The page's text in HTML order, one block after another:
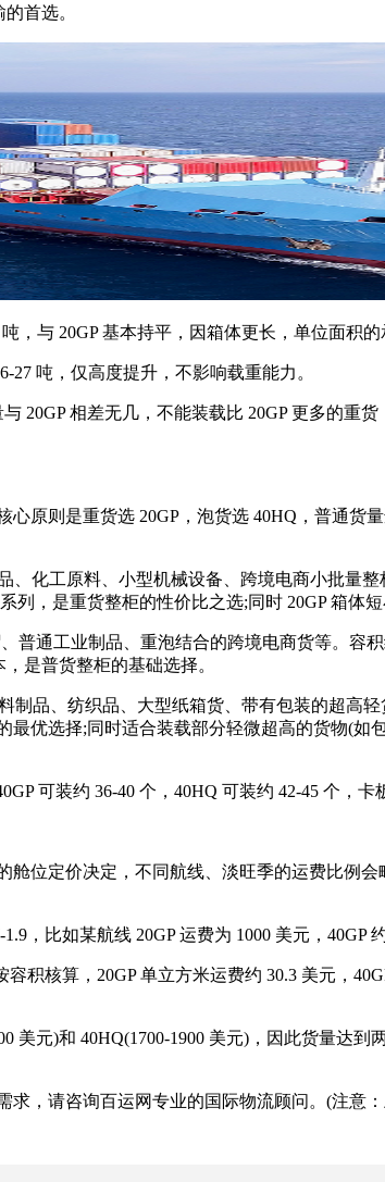
首选。
与 20GP 基本持平，因箱体更长，单位面积的
吨，仅高度提升，不影响载重能力。
相差无几，不能装载比 20GP 更多的重
则是重货选 20GP，泡货选 40HQ，普通货
化工原料、小型机械设备、跨境电商小批量
，是重货整柜的性价比之选;同时 20GP 箱体
通工业制品、重泡结合的跨境电商货等。容
是普货整柜的基础选择。
、纺织品、大型纸箱货、带有包装的超高轻
优选择;同时适合装载部分轻微超高的货物(如
可装约 36-40 个，40HQ 可装约 42-45 个，卡
定价决定，不同航线、淡旺季的运费比例会
比如某航线 20GP 运费为 1000 美元，40GP 约
核算，20GP 单立方米运费约 30.3 美元，
元)和 40HQ(1700-1900 美元)，因此货量达到
请咨询百运网专业的国际物流顾问。(注意